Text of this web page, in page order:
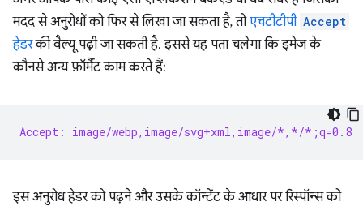
मदद से अनुरोधों को फिर से लिखा जा सकता है, तोएचटीटीपी Accept
हेडरकी वैल्यू पढ़ी जा सकती है. इससे यह पता चलेगा कि इमेज के
कौनसे अन्य फ़ॉर्मैट काम करते हैं:
Accept: image/webp,image/svg+xml,image/*,*/*;q=0.8
इस अनुरोध हेडर को पढ़ने और उसके कॉन्टेंट के आधार पर रिस्पॉन्स को